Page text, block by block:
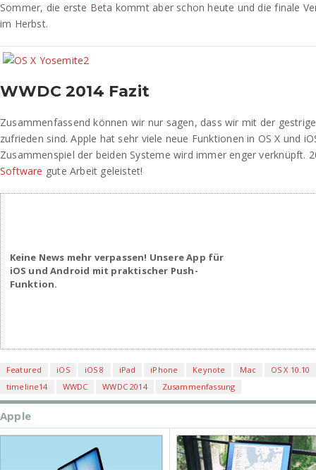
Sommer, die erste Beta kommt aber schon heute und die finale
im Herbst.
WWDC 2014 Fazit
Zusammenfassend können wir nur sagen, dass wir mit der
zufrieden sind. Apple hat sehr viele neue Funktionen in OS X und
Zusammenspiel der beiden Systeme wird immer enger verknüpft.
Software gute Arbeit geleistet!
Keine News mehr verpassen! Unsere App für
iOS und Android mit praktischer Push-
Funktion.
Featured iOS iOS 8 iPad iPhone Keynote Mac
OS X 10.10
timeline14
WWDC WWDC 2014 Zusammenfassung
Apple